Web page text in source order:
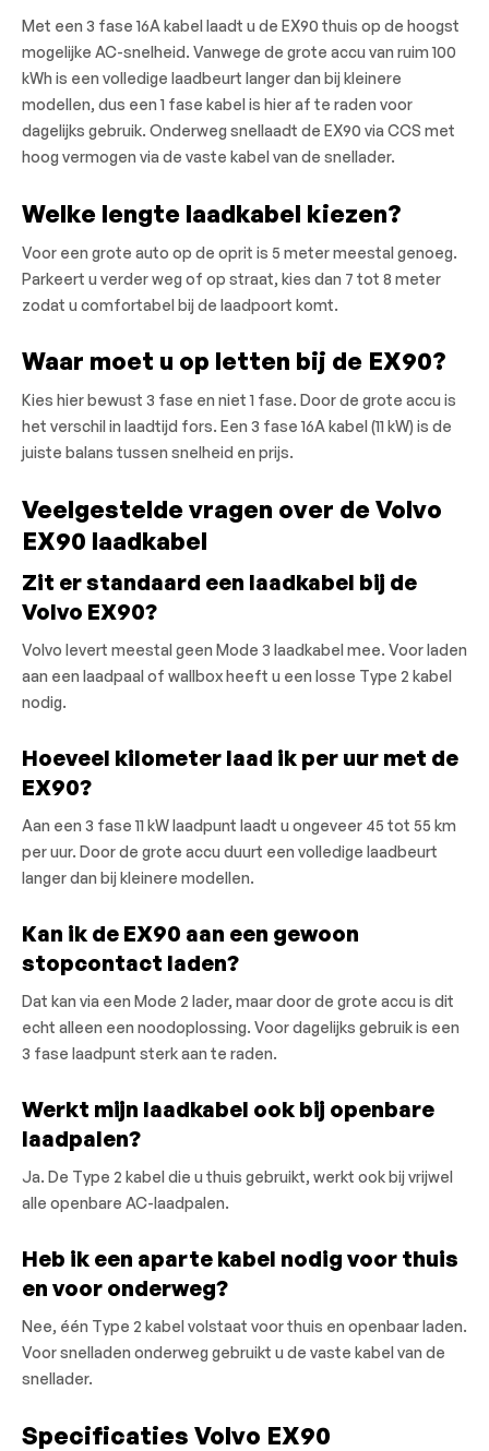
Met een 3 fase 16A kabel laadt u de EX90 thuis op de hoogst
mogelijke AC-snelheid. Vanwege de grote accu van ruim 100
kWh is een volledige laadbeurt langer dan bij kleinere
modellen, dus een 1 fase kabel is hier af te raden voor
dagelijks gebruik. Onderweg snellaadt de EX90 via CCS met
hoog vermogen via de vaste kabel van de snellader.
Welke lengte laadkabel kiezen?
Voor een grote auto op de oprit is 5 meter meestal genoeg.
Parkeert u verder weg of op straat, kies dan 7 tot 8 meter
zodat u comfortabel bij de laadpoort komt.
Waar moet u op letten bij de EX90?
Kies hier bewust 3 fase en niet 1 fase. Door de grote accu is
het verschil in laadtijd fors. Een 3 fase 16A kabel (11 kW) is de
juiste balans tussen snelheid en prijs.
Veelgestelde vragen over de Volvo
EX90 laadkabel
Zit er standaard een laadkabel bij de
Volvo EX90?
Volvo levert meestal geen Mode 3 laadkabel mee. Voor laden
aan een laadpaal of wallbox heeft u een losse Type 2 kabel
nodig.
Hoeveel kilometer laad ik per uur met de
EX90?
Aan een 3 fase 11 kW laadpunt laadt u ongeveer 45 tot 55 km
per uur. Door de grote accu duurt een volledige laadbeurt
langer dan bij kleinere modellen.
Kan ik de EX90 aan een gewoon
stopcontact laden?
Dat kan via een Mode 2 lader, maar door de grote accu is dit
echt alleen een noodoplossing. Voor dagelijks gebruik is een
3 fase laadpunt sterk aan te raden.
Werkt mijn laadkabel ook bij openbare
laadpalen?
Ja. De Type 2 kabel die u thuis gebruikt, werkt ook bij vrijwel
alle openbare AC-laadpalen.
Heb ik een aparte kabel nodig voor thuis
en voor onderweg?
Nee, één Type 2 kabel volstaat voor thuis en openbaar laden.
Voor snelladen onderweg gebruikt u de vaste kabel van de
snellader.
Specificaties Volvo EX90